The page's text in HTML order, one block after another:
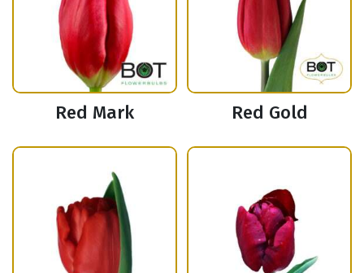
Red Mark Red Gold